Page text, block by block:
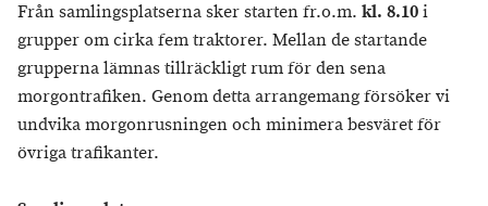
Från samlingsplatserna sker starten fr.o.m. kl. 8.10i
grupper om cirka fem traktorer. Mellan de startande
grupperna lämnas tillräckligt rum för den sena
morgontrafiken. Genom detta arrangemang försöker vi
undvika morgonrusningen och minimera besväret för
övriga trafikanter.